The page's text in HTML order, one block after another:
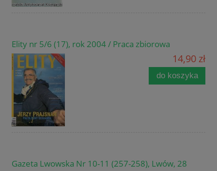
Elity nr 5/6 (17), rok 2004 / Praca zbiorowa
14,90 zł
do koszyka
Gazeta Lwowska Nr 10-11 (257-258), Lwów, 28